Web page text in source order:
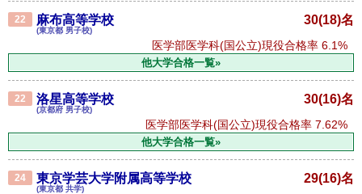
22 麻布高等学校
(東京都 男子校)
30(18)名
医学部医学科(国公立)現役合格率 6.1%
他大学合格一覧»
22 洛星高等学校
(京都府 男子校)
30(16)名
医学部医学科(国公立)現役合格率 7.62%
他大学合格一覧»
24 東京学芸大学附属高等学校
(東京都 共学)
29(16)名